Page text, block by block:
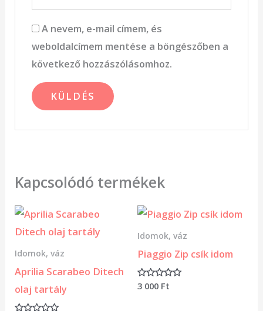
A nevem, e-mail címem, és
weboldalcímem mentése a böngészőben a
következő hozzászólásomhoz.
Kapcsolódó termékek
Idomok, váz
Aprilia Scarabeo Ditech
olaj tartály
Idomok, váz
Piaggio Zip csík idom
Értékelés:
3 000 Ft